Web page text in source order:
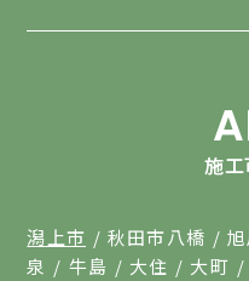
施工
潟上市 秋田市八橋
泉
牛島 大住 大町